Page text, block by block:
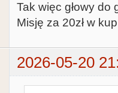
Tak więc głowy
Misję za 20zł w
2026-05-20